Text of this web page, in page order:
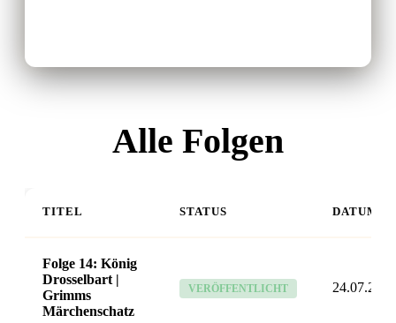
Alle Folgen
TITEL STATUS DATUM
Folge 14: König
Drosselbart |
Grimms
Märchenschatz
VERÖFFENTLICHT 24.07.26